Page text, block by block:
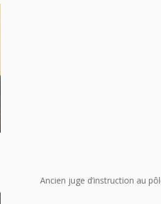
Ancien juge d’instruction au